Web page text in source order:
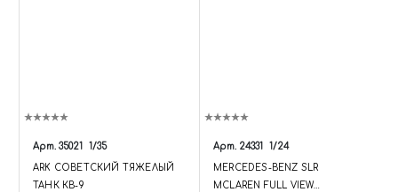
Арт. 35021 1/35
ARK СОВЕТСКИЙ ТЯЖЕЛЫЙ
ТАНК КВ-9
Арт. 24331 1/24
MERCEDES-BENZ SLR
MCLAREN FULL VIEW